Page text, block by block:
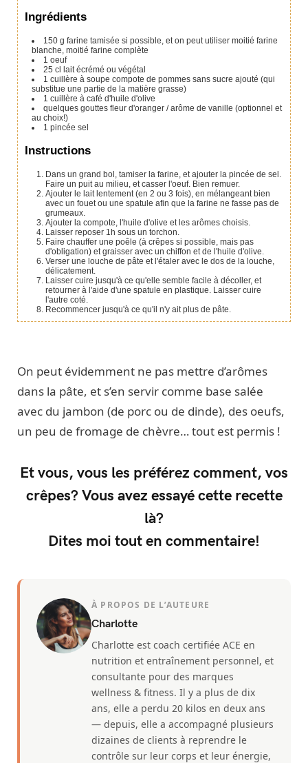
Ingrédients
150 g farine tamisée si possible, et on peut utiliser moitié farine
blanche, moitié farine complète
1 oeuf
25 cl
lait écrémé ou végétal
1 cuillère à soupe compote de pommes sans sucre ajouté (qui
substitue une partie de la matière grasse)
1 cuillère à café d'huile d'olive
quelques gouttes fleur d'oranger / arôme de vanille (optionnel et
au choix!)
1 pincée sel
Instructions
Dans un grand bol, tamiser la farine, et ajouter la pincée de sel.
Faire un puit au milieu, et casser l'oeuf. Bien remuer.
Ajouter le lait lentement (en 2 ou 3 fois), en mélangeant bien
avec un fouet ou une spatule afin que la farine ne fasse pas de
grumeaux.
Ajouter la compote, l'huile d'olive et les arômes choisis.
Laisser reposer 1h sous un torchon.
Faire chauffer une poêle (à crêpes si possible, mais pas
d'obligation) et graisser avec un chiffon et de l'huile d'olive.
Verser une louche de pâte et l'étaler avec le dos de la louche,
délicatement.
Laisser cuire jusqu'à ce qu'elle semble facile à décoller, et
retourner à l'aide d'une spatule en plastique. Laisser cuire
l'autre coté.
Recommencer jusqu'à ce qu'il n'y ait plus de pâte.
On peut évidemment ne pas mettre d’arômes
dans la pâte, et s’en servir comme base salée
avec du jambon (de porc ou de dinde), des oeufs,
un peu de fromage de chèvre… tout est permis !
Et vous, vous les préférez comment, vos
crêpes? Vous avez essayé cette recette
là?
Dites moi tout en commentaire!
À PROPOS DE L’AUTEURE
Charlotte
Charlotte est coach certifiée ACE en
nutrition et entraînement personnel, et
consultante pour des marques
wellness & fitness. Il y a plus de dix
ans, elle a perdu 20 kilos en deux ans
— depuis, elle a accompagné plusieurs
dizaines de clients à reprendre le
contrôle sur leur corps et leur énergie,